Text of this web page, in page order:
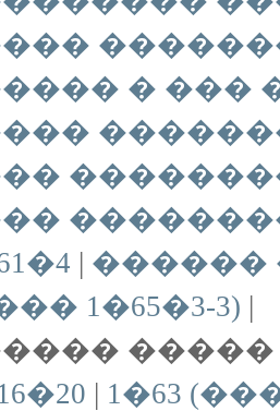
� ���
| ������
1�65�3-3) |
�����
| 1�63 (���